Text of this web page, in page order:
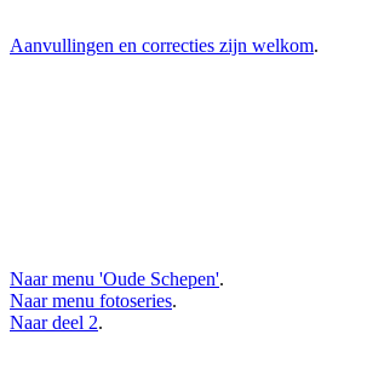
Aanvullingen en correcties zijn welkom.
Naar menu 'Oude Schepen'.
Naar menu fotoseries.
Naar deel 2.